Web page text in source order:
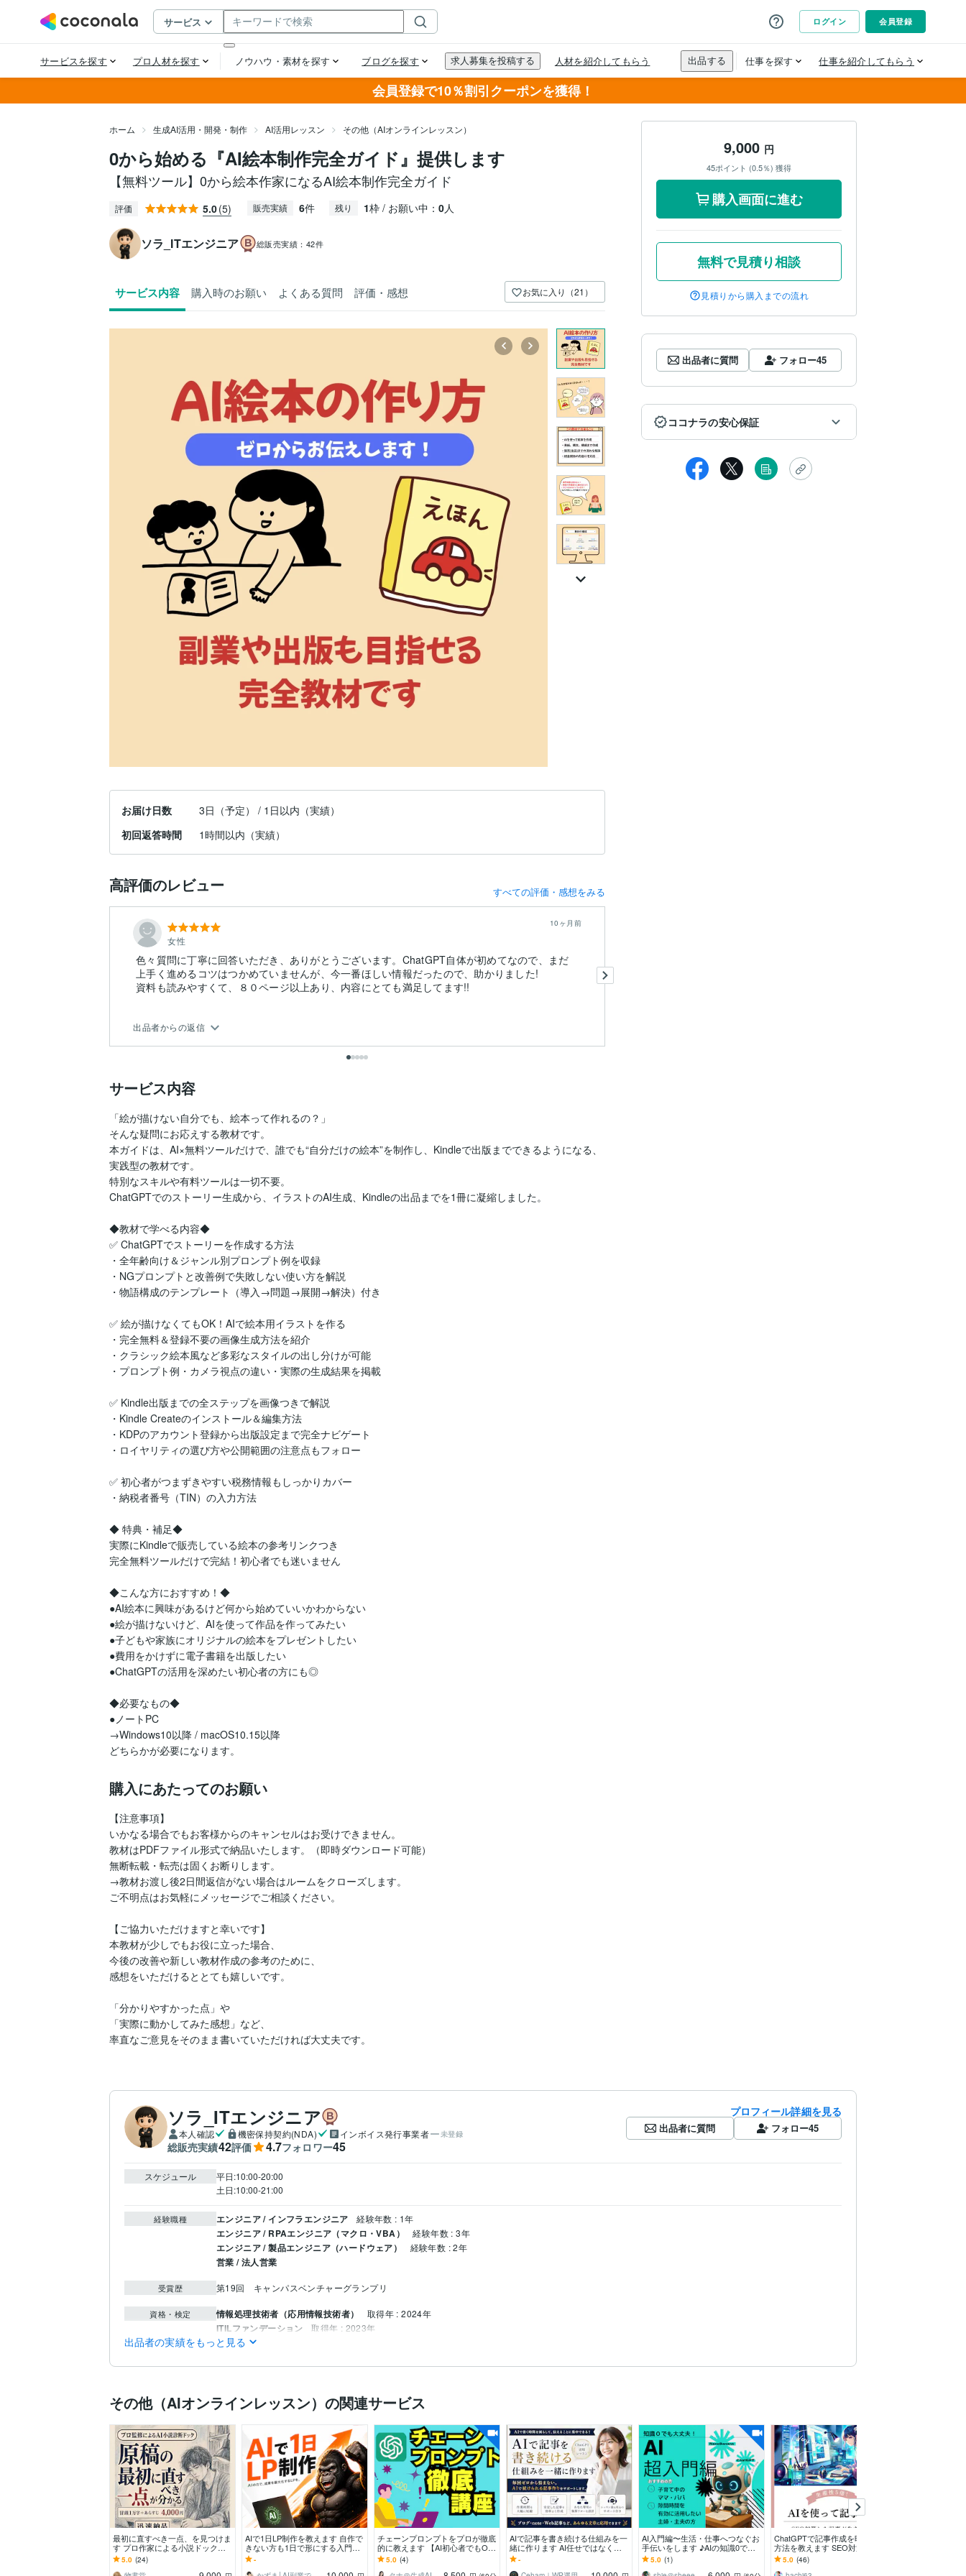
会員登録で10％割引クーポンを獲得！
ホーム 生成AI活用・開発・制作 AI活用レッスン その他（AIオンラインレッスン）
0から始める『AI絵本制作完全ガイド』提供します
【無料ツール】0から絵本作家になるAI絵本制作完全ガイド
評価 5.0(5) 販売実績 6件 残り 1枠 / お願い中： 0人
ソラ_ITエンジニア 総販売実績： 42件
サービス内容 購入時のお願い よくある質問 評価・感想 お気に入り（21）
お届け日数
3日（予定） / 1日以内（実績）
初回返答時間
1時間以内（実績）
高評価のレビュー すべての評価・感想をみる
女性
10ヶ月前
色々質問に丁寧に回答いただき、ありがとうございます。ChatGPT自体が初めてなので、まだ
上手く進めるコツはつかめていませんが、今一番ほしい情報だったので、助かりました!
資料も読みやすくて、８０ページ以上あり、内容にとても満足してます!!
出品者からの返信
サービス内容
「絵が描けない自分でも、絵本って作れるの？」
そんな疑問にお応えする教材です。
本ガイドは、AI×無料ツールだけで、誰でも“自分だけの絵本”を制作し、Kindleで出版までできるようになる、
実践型の教材です。
特別なスキルや有料ツールは一切不要。
ChatGPTでのストーリー生成から、イラストのAI生成、Kindleの出品までを1冊に凝縮しました。
◆教材で学べる内容◆
✅ ChatGPTでストーリーを作成する方法
・全年齢向け＆ジャンル別プロンプト例を収録
・NGプロンプトと改善例で失敗しない使い方を解説
・物語構成のテンプレート（導入→問題→展開→解決）付き
✅ 絵が描けなくてもOK！AIで絵本用イラストを作る
・完全無料＆登録不要の画像生成方法を紹介
・クラシック絵本風など多彩なスタイルの出し分けが可能
・プロンプト例・カメラ視点の違い・実際の生成結果を掲載
✅ Kindle出版までの全ステップを画像つきで解説
・Kindle Createのインストール＆編集方法
・KDPのアカウント登録から出版設定まで完全ナビゲート
・ロイヤリティの選び方や公開範囲の注意点もフォロー
✅ 初心者がつまずきやすい税務情報もしっかりカバー
・納税者番号（TIN）の入力方法
◆ 特典・補足◆
実際にKindleで販売している絵本の参考リンクつき
完全無料ツールだけで完結！初心者でも迷いません
◆こんな方におすすめ！◆
●AI絵本に興味があるけど何から始めていいかわからない
●絵が描けないけど、AIを使って作品を作ってみたい
●子どもや家族にオリジナルの絵本をプレゼントしたい
●費用をかけずに電子書籍を出版したい
●ChatGPTの活用を深めたい初心者の方にも◎
◆必要なもの◆
●ノートPC
→Windows10以降 / macOS10.15以降
どちらかが必要になります。
購入にあたってのお願い
【注意事項】
いかなる場合でもお客様からのキャンセルはお受けできません。
教材はPDFファイル形式で納品いたします。（即時ダウンロード可能）
無断転載・転売は固くお断りします。
→教材お渡し後2日間返信がない場合はルームをクローズします。
ご不明点はお気軽にメッセージでご相談ください。
【ご協力いただけますと幸いです】
本教材が少しでもお役に立った場合、
今後の改善や新しい教材作成の参考のために、
感想をいただけるととても嬉しいです。
「分かりやすかった点」や
「実際に動かしてみた感想」など、
率直なご意見をそのまま書いていただければ大丈夫です。
9,000 円
45ポイント (0.5％) 獲得
購入画面に進む
無料で見積り相談
見積りから購入までの流れ
出品者に質問 フォロー45
ココナラの安心保証
ソラ_ITエンジニア
本人確認 機密保持契約(NDA) インボイス発行事業者 未登録
総販売実績42評価 4.7フォロワー45
プロフィール詳細を見る
出品者に質問 フォロー45
スケジュール
平日:10:00-20:00
土日:10:00-21:00
経験職種 エンジニア / インフラエンジニア 経験年数 : 1年
エンジニア / RPAエンジニア（マクロ・VBA） 経験年数 : 3年
エンジニア / 製品エンジニア（ハードウェア） 経験年数 : 2年
営業 / 法人営業
受賞歴 第19回　キャンパスベンチャーグランプリ
資格・検定 情報処理技術者（応用情報技術者） 取得年 : 2024年
ITILファンデーション 取得年 : 2023年
情報処理技術者（基本情報技術者）
プログラミング IT
生成AI活用・開発・制作 絵本作成マニュアル AI絵本の表紙作成代行 AI絵本の中身の作成代行 AI絵本作成代行
デジタルコンテンツ IT 生成AI
出品者の実績をもっと見る
その他（AIオンラインレッスン）の関連サービス
最初に直すべき一点、を見つけま
す プロ作家による小説ドック／
冒頭を迅速判断。４８時間以内に
納品
5.0 (24)
AIで1日LP制作を教えます 自作で
きない方も1日で形にする入門講
座-
チェーンプロンプトをプロが徹底
的に教えます 【AI初心者でもO
K】打ち出の小槌で超効率化して
みませんか？
5.0 (4)
AIで記事を書き続ける仕組みを一
緒に作ります AI任せではなく、
あなた専用の執筆フローを一緒に
設計します
-
AI入門編〜生活・仕事へつなぐお
手伝いをします ♪AIの知識0で大
丈夫！一緒に楽しく学びましょう
✨
5.0 (1)
ChatGPTで記事作成を時短する
方法を教えます SEO対策した記
事を自動生成するためプロンプト
（命令付き）
5.0 (46)